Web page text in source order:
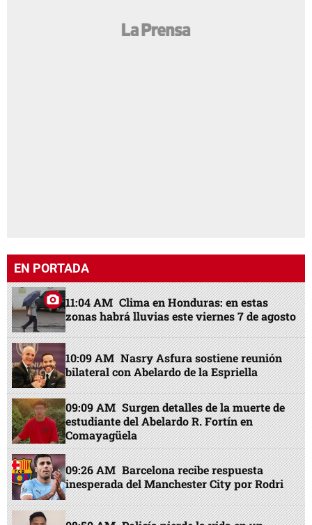
EN PORTADA
11:04 AM Clima en Honduras: en estas
zonas habrá lluvias este viernes 7 de agosto
10:09 AM Nasry Asfura sostiene reunión
bilateral con Abelardo de la Espriella
09:09 AM Surgen detalles de la muerte de
estudiante del Abelardo R. Fortín en
Comayagüela
09:26 AM Barcelona recibe respuesta
inesperada del Manchester City por Rodri